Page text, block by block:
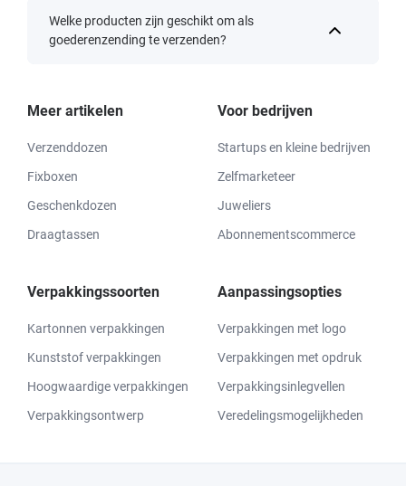
Welke producten zijn geschikt om als
goederenzending te verzenden?
Meer artikelen
Verzenddozen
Fixboxen
Geschenkdozen
Draagtassen
Voor bedrijven
Startups en kleine bedrijven
Zelfmarketeer
Juweliers
Abonnementscommerce
Verpakkingssoorten
Kartonnen verpakkingen
Kunststof verpakkingen
Hoogwaardige verpakkingen
Verpakkingsontwerp
Aanpassingsopties
Verpakkingen met logo
Verpakkingen met opdruk
Verpakkingsinlegvellen
Veredelingsmogelijkheden